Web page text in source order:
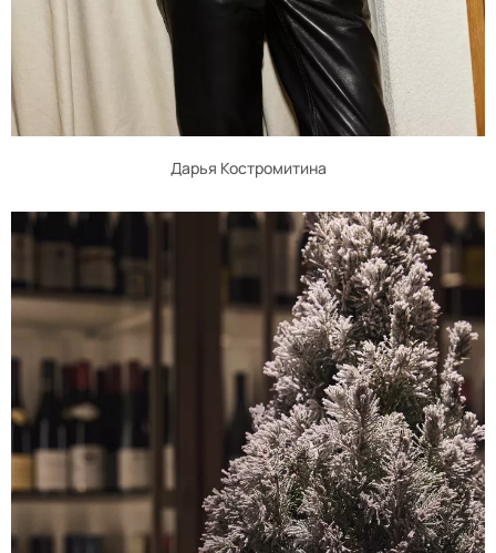
Дарья Костромитина